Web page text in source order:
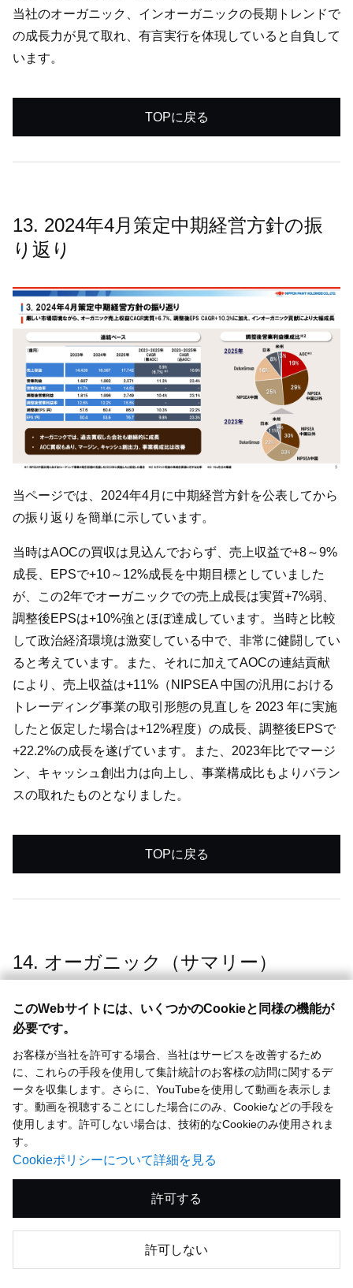
当社のオーガニック、インオーガニックの長期トレンドで
の成長力が見て取れ、有言実行を体現していると自負して
います。
TOPに戻る
13. 2024年4月策定中期経営方針の振
り返り
当ページでは、2024年4月に中期経営方針を公表してから
の振り返りを簡単に示しています。
当時はAOCの買収は見込んでおらず、売上収益で+8～9%
成長、EPSで+10～12%成長を中期目標としていました
が、この2年でオーガニックでの売上成長は実質+7%弱、
調整後EPSは+10%強とほぼ達成しています。当時と比較
して政治経済環境は激変している中で、非常に健闘してい
ると考えています。また、それに加えてAOCの連結貢献
により、売上収益は+11%（NIPSEA 中国の汎用における
トレーディング事業の取引形態の見直しを 2023 年に実施
したと仮定した場合は+12%程度）の成長、調整後EPSで
+22.2%の成長を遂げています。また、2023年比でマージ
ン、キャッシュ創出力は向上し、事業構成比もよりバラン
スの取れたものとなりました。
TOPに戻る
14. オーガニック（サマリー）
続いて、オーガニックのサマリーとなります。
従来申し上げている通り、塗料、特に建築用塗料は非常に
このWebサイトには、いくつかのCookieと同様の機能が
必要です。
お客様が当社を許可する場合、当社はサービスを改善するため
に、これらの手段を使用して集計統計のお客様の訪問に関するデ
ータを収集します。さらに、YouTubeを使用して動画を表示しま
す。動画を視聴することにした場合にのみ、Cookieなどの手段を
使用します。許可しない場合は、技術的なCookieのみ使用されま
す。
Cookieポリシーについて詳細を見る
許可する
許可しない